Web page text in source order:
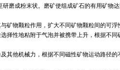
磨成粉末状。磨矿使组成矿石的有用矿物
物颗粒作用，扩大不同矿物颗粒间的可浮
性地粘附于气泡并被携带上升，根据不同
他机械力，根据不同磁性矿物运动路径的